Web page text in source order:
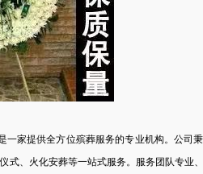
一家提供全方位殡葬服务的专业机构。公司
仪式、火化安葬等一站式服务。服务团队专